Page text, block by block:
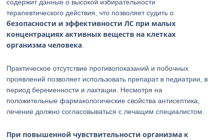
содержит данные о высокой избирательности
терапевтического действия, что позволяет судить о
безопасности и эффективности ЛС при малых
концентрациях активных веществ на клетках
организма человека
Практическое отсутствие противопоказаний и побочных
проявлений позволяет использовать препарат в педиатрии, в
период беременности и лактации. Несмотря на
положительные фармакологические свойства антисептика,
лечение должно согласовываться с лечащим специалистом.
При повышенной чувствительности организма к